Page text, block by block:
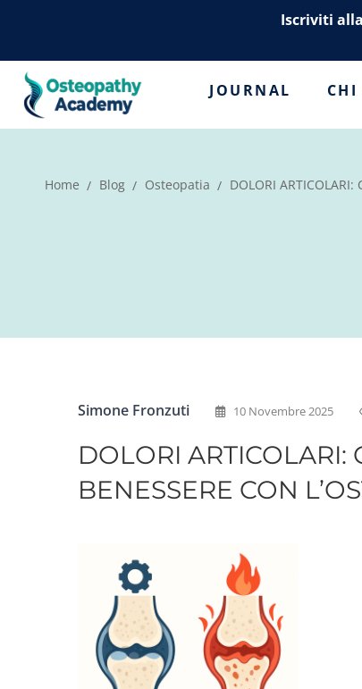
Iscriviti
JOURNAL CHI
Home Blog Osteopatia DOLORI ARTICOLARI:
Simone Fronzuti 10 Novembre 2025
DOLORI ARTICOLARI:
BENESSERE CON